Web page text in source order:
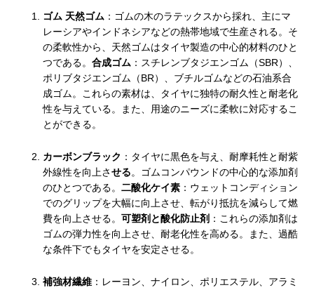
ゴム 天然ゴム ：ゴムの木のラテックスから採れ、主にマ
レーシアやインドネシアなどの熱帯地域で生産される。そ
の柔軟性から、天然ゴムはタイヤ製造の中心的材料のひと
つである。合成ゴム ：スチレンブタジエンゴム（SBR）、
ポリブタジエンゴム（BR）、ブチルゴムなどの石油系合
成ゴム。これらの素材は、タイヤに独特の耐久性と耐老化
性を与えている。また、用途のニーズに柔軟に対応するこ
とができる。
カーボンブラック ：タイヤに黒色を与え、耐摩耗性と耐紫
外線性を向上させる。ゴムコンパウンドの中心的な添加剤
のひとつである。二酸化ケイ素 ：ウェットコンディション
でのグリップを大幅に向上させ、転がり抵抗を減らして燃
費を向上させる。可塑剤と酸化防止剤 ：これらの添加剤は
ゴムの弾力性を向上させ、耐老化性を高める。また、過酷
な条件下でもタイヤを安定させる。
補強材繊維 ：レーヨン、ナイロン、ポリエステル、アラミ